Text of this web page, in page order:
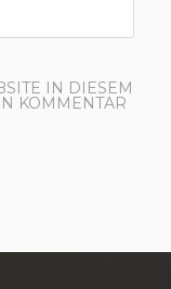
IN DIESEM
KOMMENTAR